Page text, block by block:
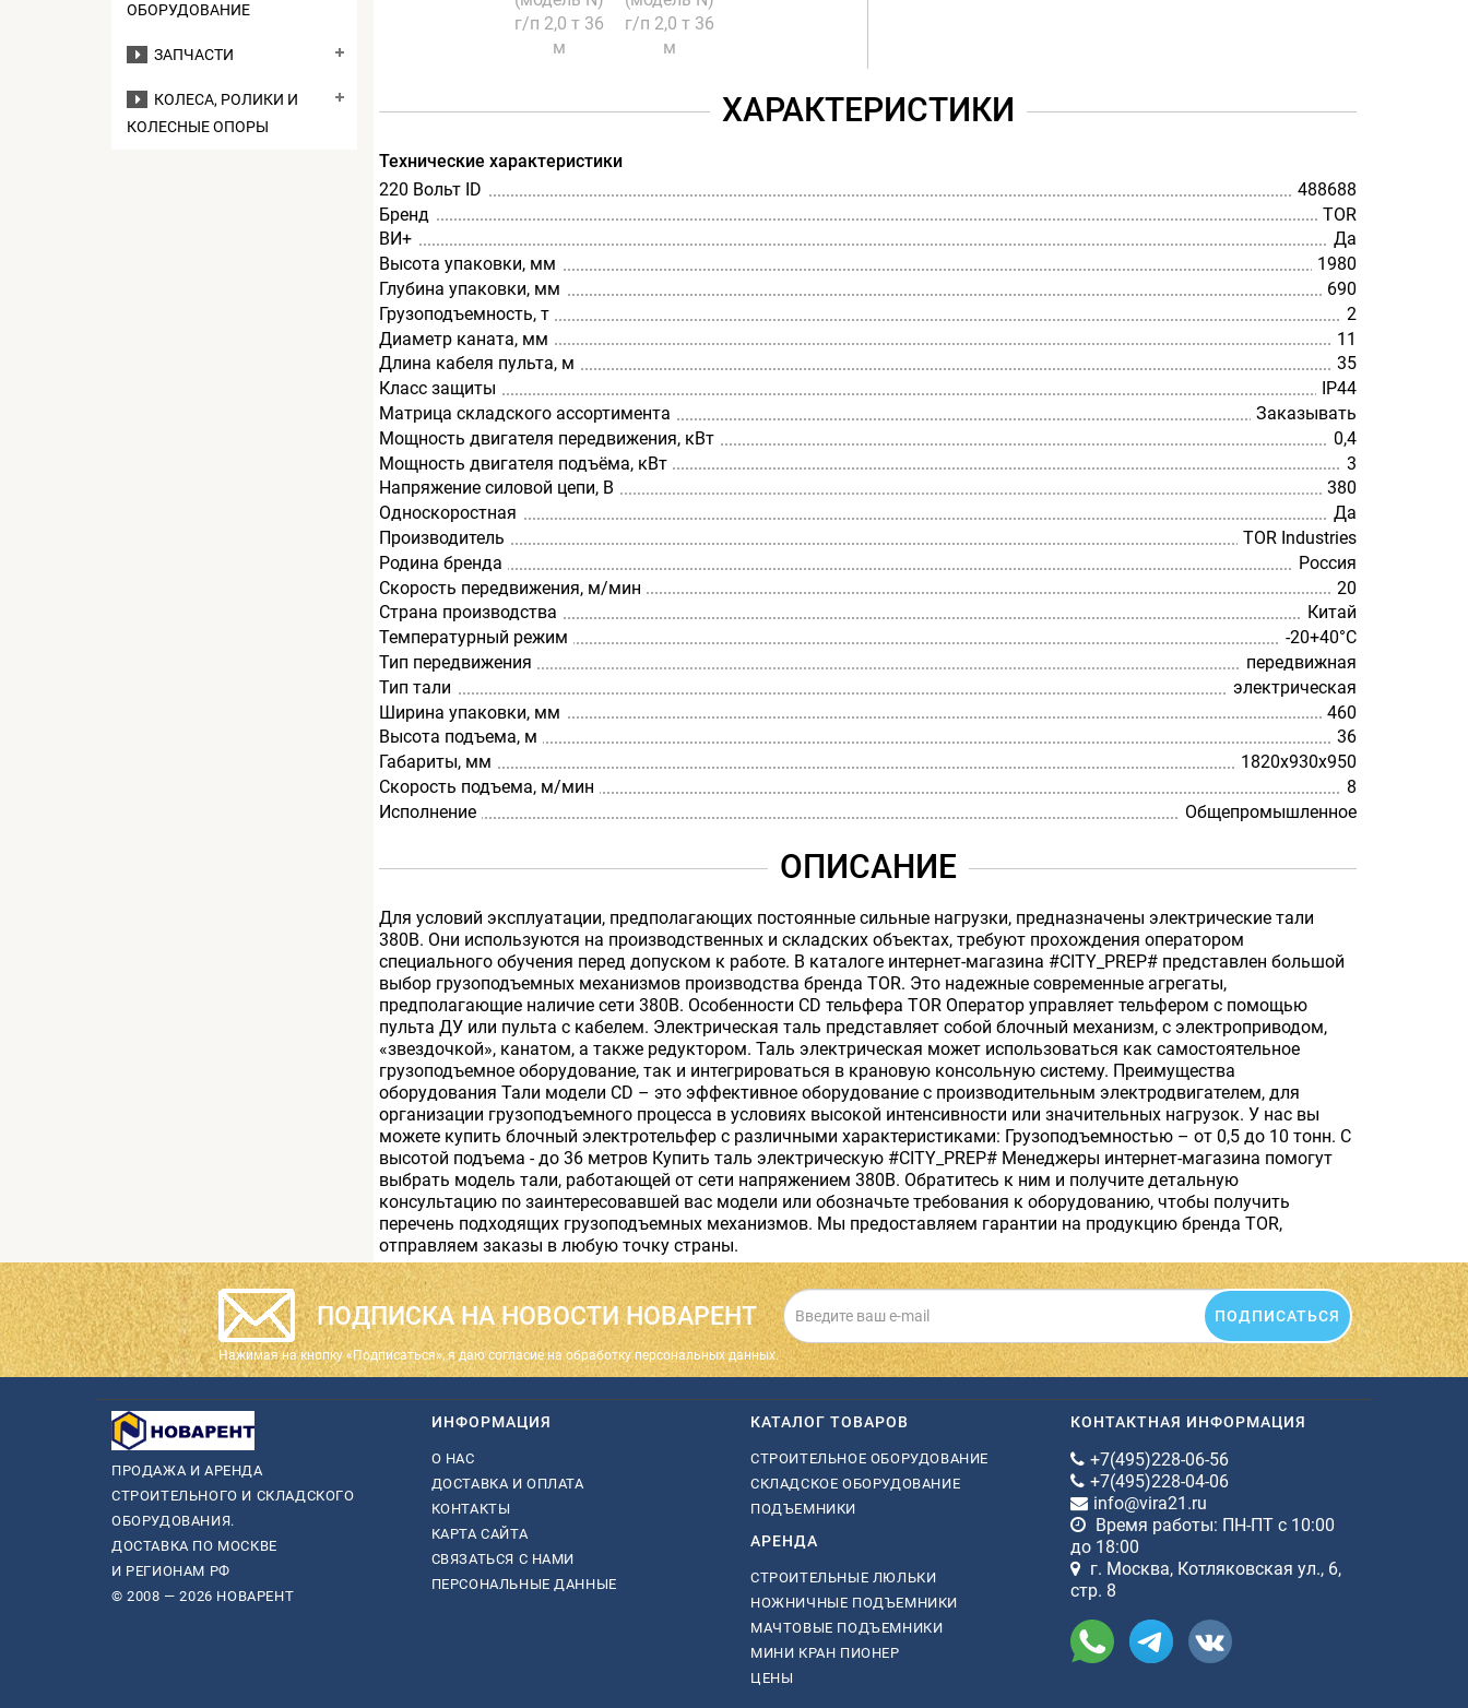
ОБОРУДОВАНИЕ
ЗАПЧАСТИ
КОЛЕСА, РОЛИКИ И
КОЛЕСНЫЕ ОПОРЫ
ХАРАКТЕРИСТИКИ
Технические характеристики
220 Вольт ID
488688
Бренд
TOR
ВИ+
Да
Высота упаковки, мм
1980
Глубина упаковки, мм
690
Грузоподъемность, т
2
Диаметр каната, мм
11
Длина кабеля пульта, м
35
Класс защиты
IP44
Матрица складского ассортимента
Заказывать
Мощность двигателя передвижения, кВт
0,4
Мощность двигателя подъёма, кВт
3
Напряжение силовой цепи, В
380
Односкоростная
Да
Производитель
TOR Industries
Родина бренда
Россия
Скорость передвижения, м/мин
20
Страна производства
Китай
Температурный режим
-20+40°С
Тип передвижения
передвижная
Тип тали
электрическая
Ширина упаковки, мм
460
Высота подъема, м
36
Габариты, мм
1820х930х950
Скорость подъема, м/мин
8
Исполнение
Общепромышленное
ОПИСАНИЕ
Для условий эксплуатации, предполагающих постоянные сильные нагрузки, предназначены электрические тали
380В. Они используются на производственных и складских объектах, требуют прохождения оператором
специального обучения перед допуском к работе. В каталоге интернет-магазина #CITY_PREP# представлен большой
выбор грузоподъемных механизмов производства бренда TOR. Это надежные современные агрегаты,
предполагающие наличие сети 380В. Особенности CD тельфера TOR Оператор управляет тельфером с помощью
пульта ДУ или пульта с кабелем. Электрическая таль представляет собой блочный механизм, с электроприводом,
«звездочкой», канатом, а также редуктором. Таль электрическая может использоваться как самостоятельное
грузоподъемное оборудование, так и интегрироваться в крановую консольную систему. Преимущества
оборудования Тали модели CD – это эффективное оборудование с производительным электродвигателем, для
организации грузоподъемного процесса в условиях высокой интенсивности или значительных нагрузок. У нас вы
можете купить блочный электротельфер с различными характеристиками: Грузоподъемностью – от 0,5 до 10 тонн. С
высотой подъема - до 36 метров Купить таль электрическую #CITY_PREP# Менеджеры интернет-магазина помогут
выбрать модель тали, работающей от сети напряжением 380В. Обратитесь к ним и получите детальную
консультацию по заинтересовавшей вас модели или обозначьте требования к оборудованию, чтобы получить
перечень подходящих грузоподъемных механизмов. Мы предоставляем гарантии на продукцию бренда TOR,
отправляем заказы в любую точку страны.
ПОДПИСКА НА НОВОСТИ НОВАРЕНТ ПОДПИСАТЬСЯ
Нажимая на кнопку «Подписаться», я даю cогласие на обработку персональных данных.
ПРОДАЖА И АРЕНДА
СТРОИТЕЛЬНОГО И СКЛАДСКОГО
ОБОРУДОВАНИЯ.
ДОСТАВКА ПО МОСКВЕ
И РЕГИОНАМ РФ
© 2008 — 2026 НОВАРЕНТ
ИНФОРМАЦИЯ
О НАС
ДОСТАВКА И ОПЛАТА
КОНТАКТЫ
КАРТА САЙТА
СВЯЗАТЬСЯ С НАМИ
ПЕРСОНАЛЬНЫЕ ДАННЫЕ
КАТАЛОГ ТОВАРОВ
СТРОИТЕЛЬНОЕ ОБОРУДОВАНИЕ
СКЛАДСКОЕ ОБОРУДОВАНИЕ
ПОДЪЕМНИКИ
АРЕНДА
СТРОИТЕЛЬНЫЕ ЛЮЛЬКИ
НОЖНИЧНЫЕ ПОДЪЕМНИКИ
МАЧТОВЫЕ ПОДЪЕМНИКИ
МИНИ КРАН ПИОНЕР
ЦЕНЫ
КОНТАКТНАЯ ИНФОРМАЦИЯ
+7(495)228-06-56
+7(495)228-04-06
info@vira21.ru
Время работы: ПН-ПТ с 10:00
до 18:00
г. Москва, Котляковская ул., 6,
стр. 8